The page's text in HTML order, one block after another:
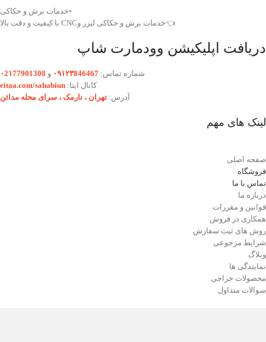
▫️خدمات برش و حکاکی
👈خدمات برش و حکاکی لیزر وCNC با کیفیت و دقت بالا
دریافت اپلیکیشن وودمارت شاپ
شماره تماس: ۰۹۱۲۳846467 و ۰2۱77901308
کانال ایتا: eitaa.com/sahabiun
آدرس: تهران ،‌ نارمک ، سرای محله مدائن
لینک های مهم
صفحه اصلی
فروشگاه
تماس با ما
درباره ما
قوانین و مقررات
همکاری در فروش
روش های ثبت سفارش
شرایط مرجوعی
وبلاگ
نمایندگی ها
محصولات حراجی
سوالات متداول